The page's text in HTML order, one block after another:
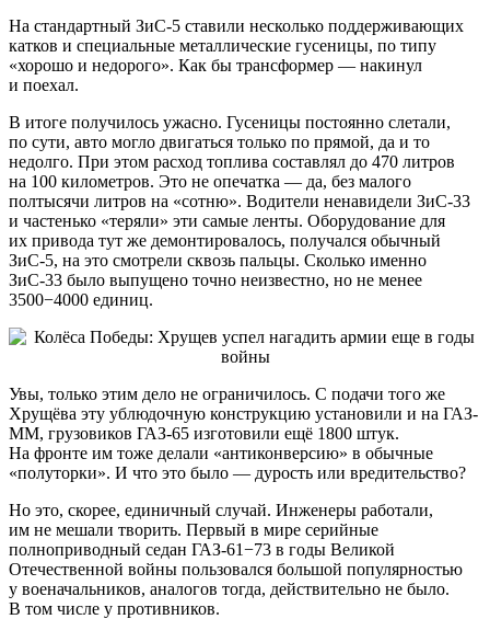
На стандартный ЗиС-5 ставили несколько поддерживающих
катков и специальные металлические гусеницы, по типу
«хорошо и недорого». Как бы трансформер — накинул
и поехал.
В итоге получилось ужасно. Гусеницы постоянно слетали,
по сути, авто могло двигаться только по прямой, да и то
недолго. При этом расход топлива составлял до 470 литров
на 100 километров. Это не опечатка — да, без малого
полтысячи литров на «сотню». Водители ненавидели ЗиС-33
и частенько «теряли» эти самые ленты. Оборудование для
их привода тут же демонтировалось, получался обычный
ЗиС-5, на это смотрели сквозь пальцы. Сколько именно
ЗиС-33 было выпущено точно неизвестно, но не менее
3500−4000 единиц.
Увы, только этим дело не ограничилось. С подачи того же
Хрущёва эту ублюдочную конструкцию установили и на ГАЗ-
ММ, грузовиков ГАЗ-65 изготовили ещё 1800 штук.
На фронте им тоже делали «антиконверсию» в обычные
«полуторки». И что это было — дурость или вредительство?
Но это, скорее, единичный случай. Инженеры работали,
им не мешали творить. Первый в мире серийные
полноприводный седан ГАЗ-61−73 в годы Великой
Отечественной войны пользовался большой популярностью
у военачальников, аналогов тогда, действительно не было.
В том числе у противников.